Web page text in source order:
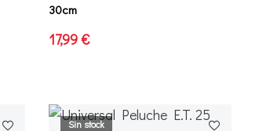
30cm
17,99 €
Sin stock